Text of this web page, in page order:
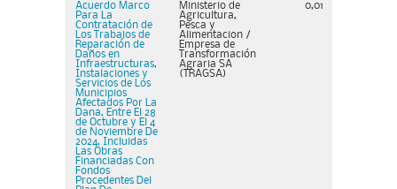
Acuerdo Marco
Para La
Contratación de
Los Trabajos de
Reparación de
Daños en
Infraestructuras,
Instalaciones y
Servicios de Los
Municipios
Afectados Por La
Dana, Entre El 28
de Octubre y El 4
de Noviembre De
2024, Incluidas
Las Obras
Financiadas Con
Fondos
Procedentes Del
Ministerio de
Agricultura,
Pesca y
Alimentacion /
Empresa de
Transformación
Agraria SA
(TRAGSA)
0,01